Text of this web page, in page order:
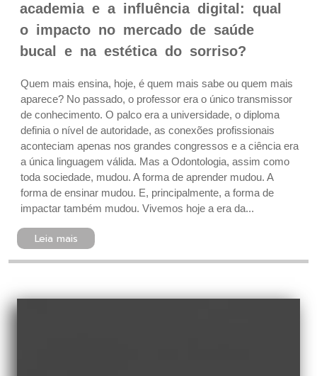
academia e a influência digital: qual
o impacto no mercado de saúde
bucal e na estética do sorriso?
Quem mais ensina, hoje, é quem mais sabe ou quem mais
aparece? No passado, o professor era o único transmissor
de conhecimento. O palco era a universidade, o diploma
definia o nível de autoridade, as conexões profissionais
aconteciam apenas nos grandes congressos e a ciência era
a única linguagem válida. Mas a Odontologia, assim como
toda sociedade, mudou. A forma de aprender mudou. A
forma de ensinar mudou. E, principalmente, a forma de
impactar também mudou. Vivemos hoje a era da...
Leia mais